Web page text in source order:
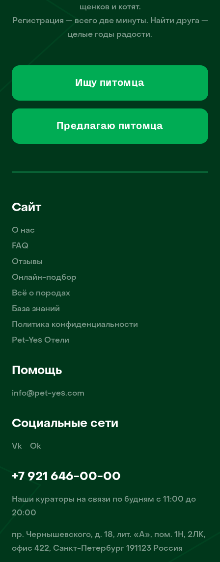
щенков и котят.
Регистрация — всего две минуты. Найти друга —
целые годы радости.
Ищу питомца
Предлагаю питомца
Сайт
О нас
FAQ
Отзывы
Онлайн-подбор
Всё о породах
База знаний
Политика конфиденциальности
Pet-Yes Отели
Помощь
info@pet-yes.com
Социальные сети
Vk Ok
+7 921 646-00-00
Наши кураторы на связи по будням с 11:00 до
20:00
пр. Чернышевского, д. 18, лит. «А», пом. 1Н, 2ЛК,
офис 422, Санкт-Петербург 191123 Россия